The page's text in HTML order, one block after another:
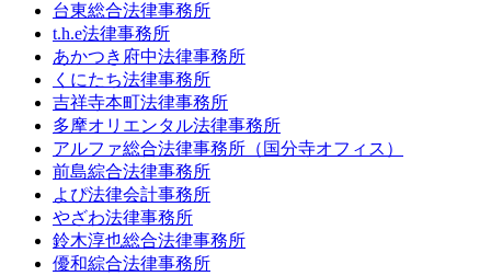
台東総合法律事務所
t.h.e法律事務所
あかつき府中法律事務所
くにたち法律事務所
吉祥寺本町法律事務所
多摩オリエンタル法律事務所
アルファ総合法律事務所（国分寺オフィス）
前島綜合法律事務所
よぴ法律会計事務所
やざわ法律事務所
鈴木淳也総合法律事務所
優和綜合法律事務所